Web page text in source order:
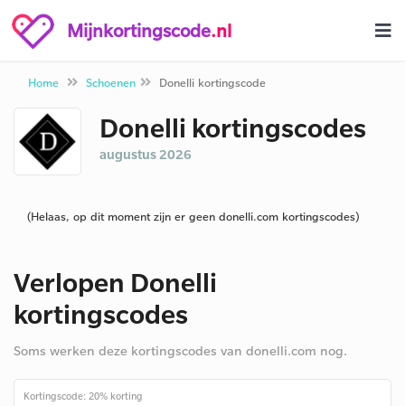
Mijnkortingscode.nl
Home Schoenen Donelli kortingscode
Donelli kortingscodes
augustus 2026
(Helaas, op dit moment zijn er geen donelli.com kortingscodes)
Verlopen Donelli
kortingscodes
Soms werken deze kortingscodes van donelli.com nog.
Kortingscode: 20% korting